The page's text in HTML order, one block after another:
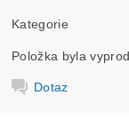
Kategorie
Položka byla
Dotaz